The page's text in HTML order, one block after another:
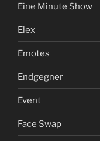
Eine Minute Show
Elex
Emotes
Endgegner
Event
Face Swap